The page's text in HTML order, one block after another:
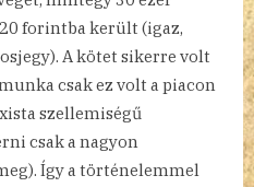
forintba került (igaz,
A kötet sikerre volt
csak ez volt a piacon
szellemiségű
csak a nagyon
Így a történelemmel